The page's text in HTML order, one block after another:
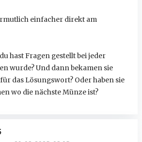
einfacher direkt am
hast Fragen gestellt bei jeder
wurde? Und dann bekamen sie
das Lösungswort? Oder haben sie
wo die nächste Münze ist?